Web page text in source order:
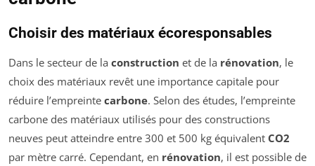
Choisir des matériaux écoresponsables
Dans le secteur de la construction et de la rénovation, le
choix des matériaux revêt une importance capitale pour
réduire l’empreinte carbone. Selon des études, l’empreinte
carbone des matériaux utilisés pour des constructions
neuves peut atteindre entre 300 et 500 kg équivalent CO2
par mètre carré. Cependant, en rénovation, il est possible de